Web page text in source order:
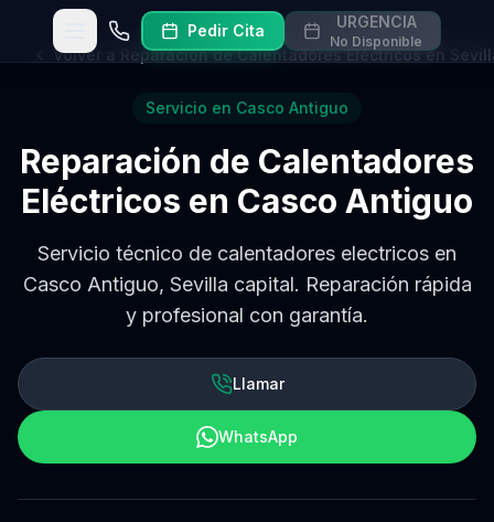
Abrir menú
Llamar Pedir Cita URGENCIA
No Disponible
Volver a Reparación de Calentadores Eléctricos en
Servicio en Casco Antiguo
Reparación de Calentadores
Eléctricos en Casco Antiguo
Servicio técnico de calentadores electricos en
Casco Antiguo, Sevilla capital. Reparación rápida
y profesional con garantía.
Llamar
WhatsApp